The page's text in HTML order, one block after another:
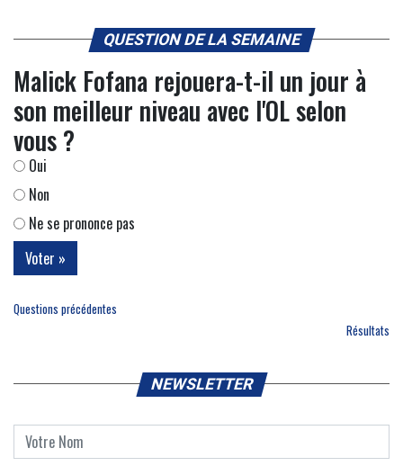
QUESTION DE LA SEMAINE
Malick Fofana rejouera-t-il un jour à
son meilleur niveau avec l'OL selon
vous ?
Oui
Non
Ne se prononce pas
Questions précédentes
Résultats
NEWSLETTER